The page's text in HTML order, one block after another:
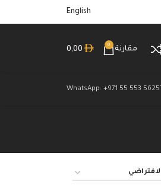
English
مقارنة
0
0,00
WhatsApp: +971 55 553 5625